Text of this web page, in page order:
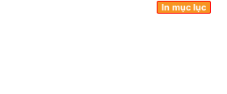
In mục lục